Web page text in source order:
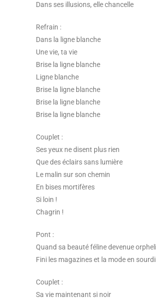
Dans ses illusions, elle chancelle
Refrain :
Dans la ligne blanche
Une vie, ta vie
Brise la ligne blanche
Ligne blanche
Brise la ligne blanche
Brise la ligne blanche
Brise la ligne blanche
Couplet :
Ses yeux ne disent plus rien
Que des éclairs sans lumière
Le malin sur son chemin
En bises mortifères
Si loin !
Chagrin !
Pont :
Quand sa beauté féline devenue
Fini les magazines et la mode en
Couplet :
Sa vie maintenant si noir